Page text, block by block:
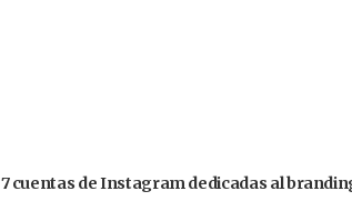
7 cuentas de Instagram dedicadas al